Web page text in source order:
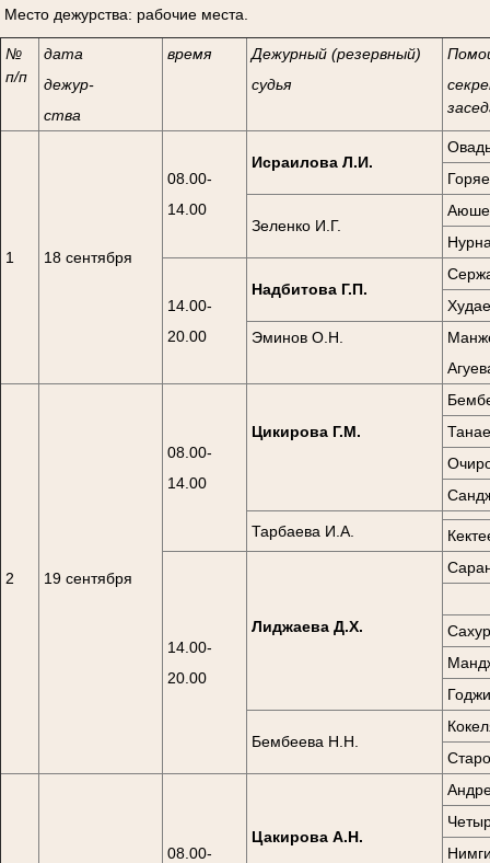
Место дежурства: рабочие места.
№
п/п
дата
дежур-
ства
время
Дежурный (резервный)
судья
1 18 сентября
08.00-
14.00
Исраилова Л.И.
Зеленко И.Г.
14.00-
20.00
Надбитова Г.П.
Эминов О.Н.
2 19 сентября
08.00-
14.00
Цикирова Г.М.
Тарбаева И.А.
14.00-
20.00
Лиджаева Д.Х.
Бембеева Н.Н.
08.00-
Цакирова А.Н.